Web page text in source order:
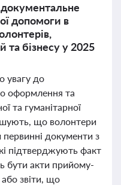
документальне
допомоги в
та бізнесу у 2025
увагу до
оформлення та
та гуманітарної
що волонтери
документи з
підтверджують факт
бути акти прийому-
звіти, що